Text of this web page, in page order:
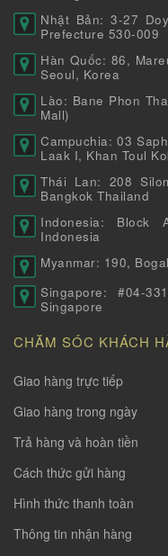
Nhật Bản: 3-27
Prefecture 530-009
Hàn Quốc: 86,
Seoul, Korea
Lào: Bane Phon
Mall)
Campuchia: 03
Laak I, Khan Toul
Thái Lan: 208
Bangkok Thailand
Indonesia: Block
Indonesia
Myanmar: 190,
Singapore: #04-
Singapore
CHĂM SÓC KHÁCH
Giao hàng trực tiếp
Giao hàng trong ngày
Trả hàng và hoàn tiền
Cách thức gửi hàng
Hình thức thanh toàn
Thông tin nhận hàng